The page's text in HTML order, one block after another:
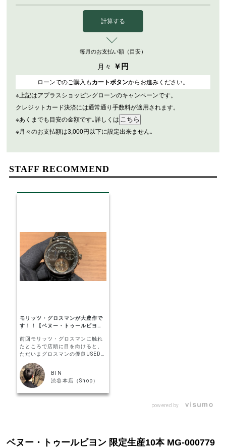
計算する
毎月のお支払い額（目安）
月々 ￥ 円
ローンでのご購入も カートボタンからお進みください。
※上記はアプラスショッピングローンのキャンペーンです。
クレジットカード決済には通常通り手数料が適用されます。
※あくまでも目安の金額です｡詳しくは
※月々のお支払額は3,000円以下に設定出来ません｡
STAFF RECOMMEND
モリッツ・グロスマンが大豊作で
す！！【ベヌー・トゥールビヨ
前回モリッツ・グロスマンに触れ
たところで店頭に目を向けると、
ただいまグロスマンの優良USED品
続々と入荷しており、新品よりグ
ッとお得なプライスで並んでおり
ます。 中でもこちらのベヌー・ト
渋谷本店（Shop）
BIN
powered by
ベヌー・トゥールビヨン 限定生産10本 MG-000779